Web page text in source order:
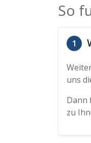
So
1
uns
Dann
zu